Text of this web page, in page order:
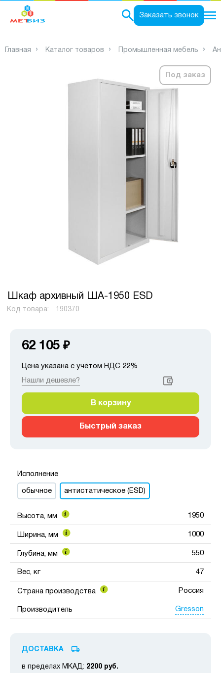
Заказать звонок
Главная Каталог товаров Промышленная мебель
Под заказ
Шкаф архивный ША-1950 ESD
Код товара: 190370
62 105 ₽
Цена указана с учётом НДС 22%
Нашли дешевле?
В корзину
Быстрый заказ
Исполнение
обычное антистатическое (ESD)
Высота, мм 1950
Ширина, мм 1000
Глубина, мм 550
Вес, кг 47
Страна производства Россия
Производитель Gresson
ДОСТАВКА
в пределах МКАД: 2200 руб.